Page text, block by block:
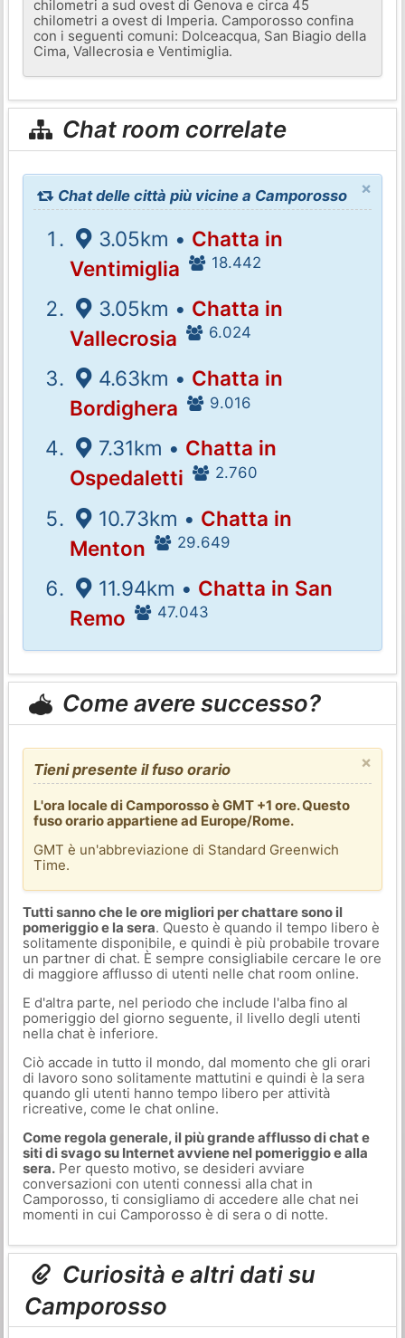
chilometri a sud ovest di Genova e circa 45
chilometri a ovest di Imperia. Camporosso confina
con i seguenti comuni: Dolceacqua, San Biagio della
Cima, Vallecrosia e Ventimiglia.
Chat room correlate
×
Chat delle città più vicine a Camporosso
3.05km • Chatta in
Ventimiglia
18.442
3.05km • Chatta in
Vallecrosia
6.024
4.63km • Chatta in
Bordighera
9.016
7.31km • Chatta in
Ospedaletti
2.760
10.73km • Chatta in
Menton
29.649
11.94km • Chatta in San
Remo
47.043
Come avere successo?
×
Tieni presente il fuso orario
L'ora locale di Camporosso è GMT +1 ore. Questo
fuso orario appartiene ad Europe/Rome.
GMT è un'abbreviazione di Standard Greenwich
Time.
Tutti sanno che le ore migliori per chattare sono il
pomeriggio e la sera. Questo è quando il tempo libero è
solitamente disponibile, e quindi è più probabile trovare
un partner di chat. È sempre consigliabile cercare le ore
di maggiore afflusso di utenti nelle chat room online.
E d'altra parte, nel periodo che include l'alba fino al
pomeriggio del giorno seguente, il livello degli utenti
nella chat è inferiore.
Ciò accade in tutto il mondo, dal momento che gli orari
di lavoro sono solitamente mattutini e quindi è la sera
quando gli utenti hanno tempo libero per attività
ricreative, come le chat online.
Come regola generale, il più grande afflusso di chat e
siti di svago su Internet avviene nel pomeriggio e alla
sera.Per questo motivo, se desideri avviare
conversazioni con utenti connessi alla chat in
Camporosso, ti consigliamo di accedere alle chat nei
momenti in cui Camporosso è di sera o di notte.
Curiosità e altri dati su
Camporosso